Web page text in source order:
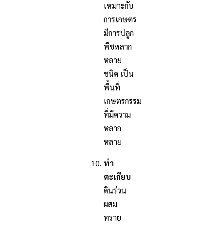
เหมาะกับ
การเกษตร
มีการปลูก
พืชหลาก
หลาย
ชนิด เป็น
พื้นที่
เกษตรกรรม
ที่มีความ
หลาก
หลาย
ท่า
ตะเกียบ
ดินร่วน
ผสม
ทราย